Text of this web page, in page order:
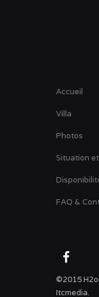
Accueil
Villa
Photos
Situation
FAQ &
©2015
Itcmedia.